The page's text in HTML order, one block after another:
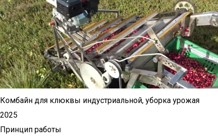
Комбайн для клюквы индустриальной, уборка урожая
2025
Принцип работы